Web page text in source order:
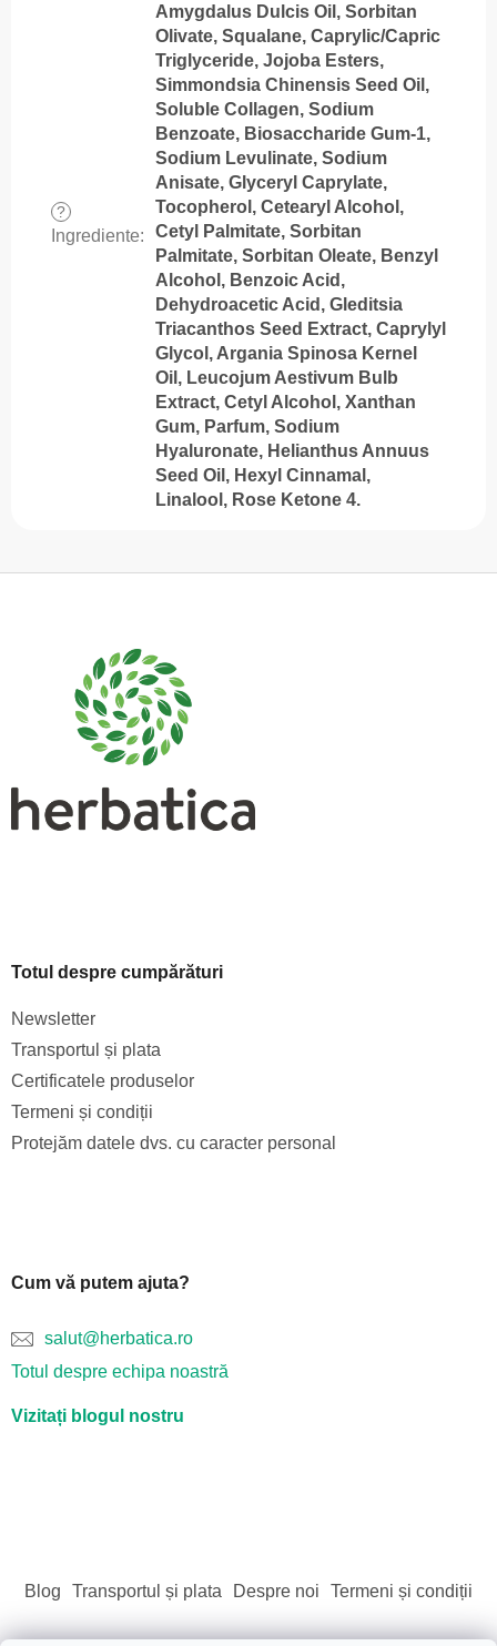
?
Ingrediente:
Amygdalus Dulcis Oil, Sorbitan
Olivate, Squalane, Caprylic/Capric
Triglyceride, Jojoba Esters,
Simmondsia Chinensis Seed Oil,
Soluble Collagen, Sodium
Benzoate, Biosaccharide Gum-1,
Sodium Levulinate, Sodium
Anisate, Glyceryl Caprylate,
Tocopherol, Cetearyl Alcohol,
Cetyl Palmitate, Sorbitan
Palmitate, Sorbitan Oleate, Benzyl
Alcohol, Benzoic Acid,
Dehydroacetic Acid, Gleditsia
Triacanthos Seed Extract, Caprylyl
Glycol, Argania Spinosa Kernel
Oil, Leucojum Aestivum Bulb
Extract, Cetyl Alcohol, Xanthan
Gum, Parfum, Sodium
Hyaluronate, Helianthus Annuus
Seed Oil, Hexyl Cinnamal,
Linalool, Rose Ketone 4.
Totul despre cumpărături
Newsletter
Transportul și plata
Certificatele produselor
Termeni și condiții
Protejăm datele dvs. cu caracter personal
Cum vă putem ajuta?
salut@herbatica.ro
Totul despre echipa noastră
Vizitați blogul nostru
Blog Transportul și plata Despre noi Termeni și condiții